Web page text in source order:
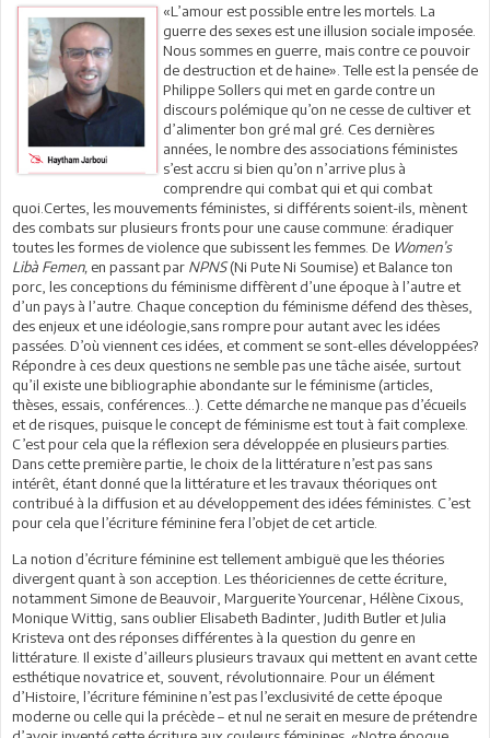
«L’amour est possible entre les mortels. La
guerre des sexes est une illusion sociale imposée.
Nous sommes en guerre, mais contre ce pouvoir
de destruction et de haine». Telle est la pensée de
Philippe Sollers qui met en garde contre un
discours polémique qu’on ne cesse de cultiver et
d’alimenter bon gré mal gré. Ces dernières
années, le nombre des associations féministes
s’est accru si bien qu’on n’arrive plus à
comprendre qui combat qui et qui combat
quoi.Certes, les mouvements féministes, si différents soient-ils, mènent
des combats sur plusieurs fronts pour une cause commune: éradiquer
toutes les formes de violence que subissent les femmes. De Women’s
Libà Femen, en passant par NPNS(Ni Pute Ni Soumise) et Balance ton
porc, les conceptions du féminisme diffèrent d’une époque à l’autre et
d’un pays à l’autre. Chaque conception du féminisme défend des thèses,
des enjeux et une idéologie,sans rompre pour autant avec les idées
passées. D’où viennent ces idées, et comment se sont-elles développées?
Répondre à ces deux questions ne semble pas une tâche aisée, surtout
qu’il existe une bibliographie abondante sur le féminisme (articles,
thèses, essais, conférences…). Cette démarche ne manque pas d’écueils
et de risques, puisque le concept de féminisme est tout à fait complexe.
C’est pour cela que la réflexion sera développée en plusieurs parties.
Dans cette première partie, le choix de la littérature n’est pas sans
intérêt, étant donné que la littérature et les travaux théoriques ont
contribué à la diffusion et au développement des idées féministes. C’est
pour cela que l’écriture féminine fera l’objet de cet article.
La notion d’écriture féminine est tellement ambiguë que les théories
divergent quant à son acception. Les théoriciennes de cette écriture,
notamment Simone de Beauvoir, Marguerite Yourcenar, Hélène Cixous,
Monique Wittig, sans oublier Elisabeth Badinter, Judith Butler et Julia
Kristeva ont des réponses différentes à la question du genre en
littérature. Il existe d’ailleurs plusieurs travaux qui mettent en avant cette
esthétique novatrice et, souvent, révolutionnaire. Pour un élément
d’Histoire, l’écriture féminine n’est pas l’exclusivité de cette époque
moderne ou celle qui la précède – et nul ne serait en mesure de prétendre